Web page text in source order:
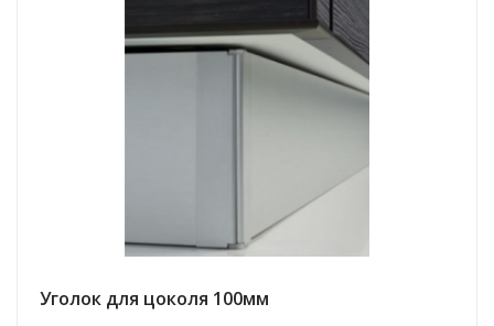
Уголок для цоколя 100мм